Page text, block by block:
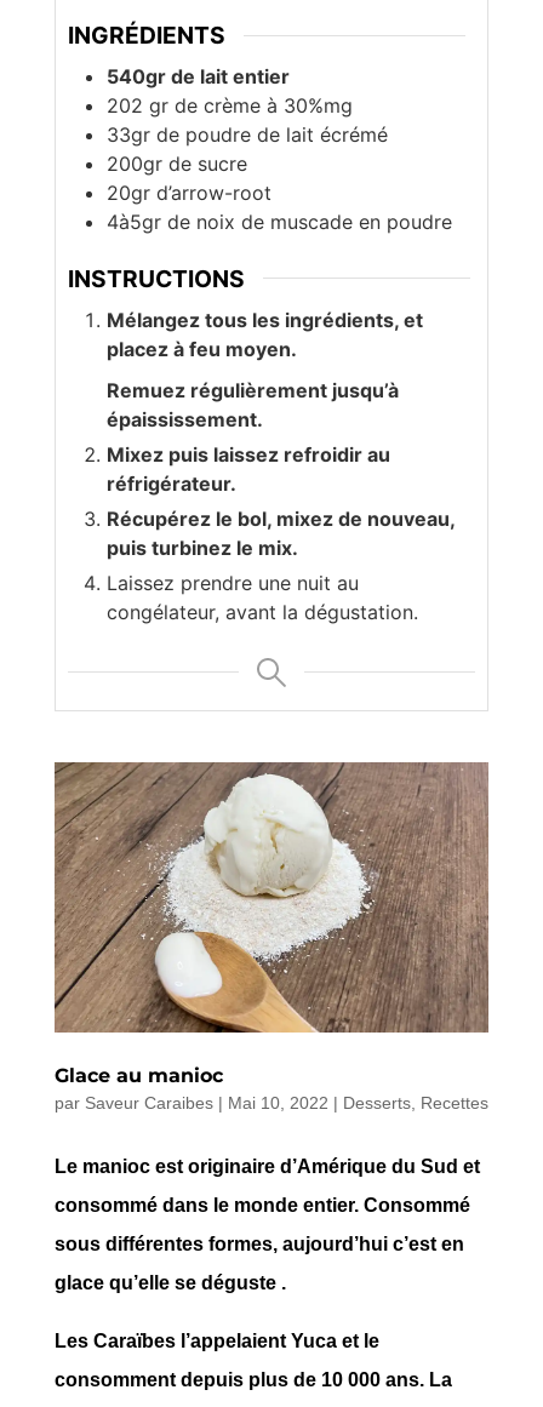
INGRÉDIENTS
540gr de lait entier
202 gr de crème à 30%mg
33gr de poudre de lait écrémé
200gr de sucre
20gr d’arrow-root
4à5gr de noix de muscade en poudre
INSTRUCTIONS
Mélangez tous les ingrédients, et
placez à feu moyen.
Remuez régulièrement jusqu’à
épaississement.
Mixez puis laissez refroidir au
réfrigérateur.
Récupérez le bol, mixez de nouveau,
puis turbinez le mix.
Laissez prendre une nuit au
congélateur, avant la dégustation.
Glace au manioc
par Saveur Caraibes| Mai 10, 2022 | Desserts, Recettes
Le manioc est originaire d’Amérique du Sud et
consommé dans le monde entier. Consommé
sous différentes formes, aujourd’hui c’est en
glace qu’elle se déguste .
Les Caraïbes l’appelaient Yuca et le
consomment depuis plus de 10 000 ans. La